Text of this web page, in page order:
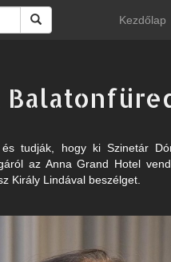
Kezdőlap
tudják, hogy ki Szinetár
az Anna Grand Hotel
Király Lindával beszélget.